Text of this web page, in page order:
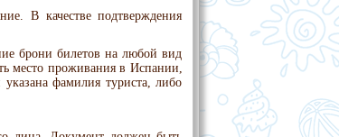
В качестве подтверждения
брони билетов на любой вид
место проживания в Испании,
фамилия туриста, либо